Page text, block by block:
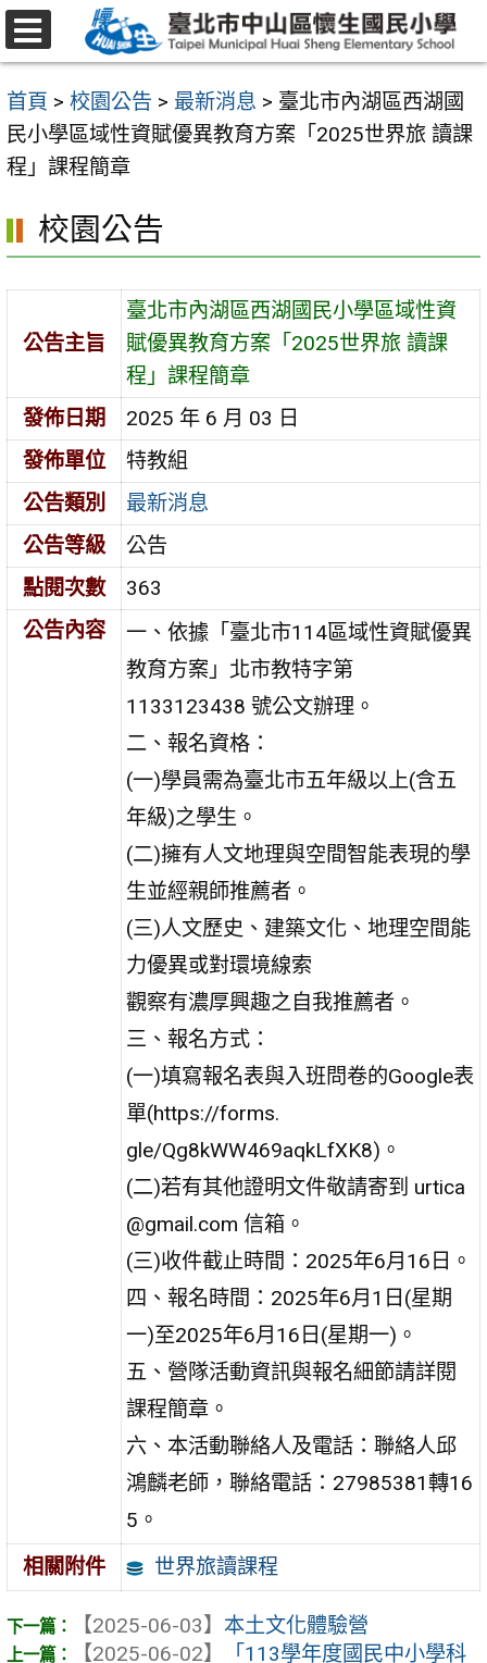
跳
至
要
內
容
首頁 > 校園公告 > 最新消息 > 臺北市內湖區西湖國
民小學區域性資賦優異教育方案「2025世界旅 讀課
程」課程簡章
校園公告
公告主旨
臺北市內湖區西湖國民小學區域性資
賦優異教育方案「2025世界旅 讀課
程」課程簡章
發佈日期
2025 年 6 月 03 日
發佈單位
特教組
公告類別
最新消息
公告等級
公告
點閱次數
363
公告內容
一、依據「臺北市114區域性資賦優異
教育方案」北市教特字第
1133123438 號公文辦理。
二、報名資格：
(一)學員需為臺北市五年級以上(含五
年級)之學生。
(二)擁有人文地理與空間智能表現的學
生並經親師推薦者。
(三)人文歷史、建築文化、地理空間能
力優異或對環境線索
觀察有濃厚興趣之自我推薦者。
三、報名方式：
(一)填寫報名表與入班問卷的Google表
單(https://forms.
gle/Qg8kWW469aqkLfXK8)。
(二)若有其他證明文件敬請寄到 urtica
@gmail.com 信箱。
(三)收件截止時間：2025年6月16日。
四、報名時間：2025年6月1日(星期
一)至2025年6月16日(星期一)。
五、營隊活動資訊與報名細節請詳閱
課程簡章。
六、本活動聯絡人及電話：聯絡人邱
鴻麟老師，聯絡電話：27985381轉16
5。
相關附件
世界旅讀課程
【2025-06-03】 本土文化體驗營
【2025-06-02】
「113學年度國民中小學科
選
單